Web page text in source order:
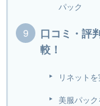
パック
口コミ・評
較！
リネット
美服パッ